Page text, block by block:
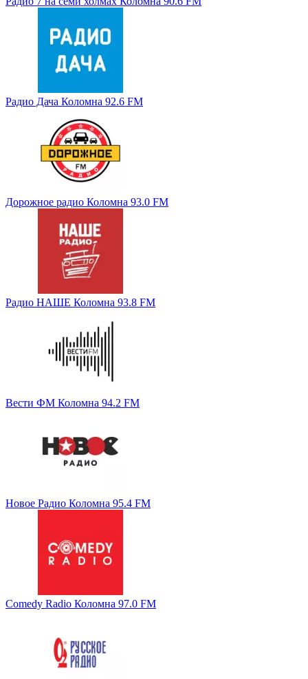
Радио Дача Коломна 92.6 FM
Дорожное радио Коломна 93.0 FM
Радио НАШЕ Коломна 93.8 FM
Вести ФМ Коломна 94.2 FM
Новое Радио Коломна 95.4 FM
Comedy Radio Коломна 97.0 FM